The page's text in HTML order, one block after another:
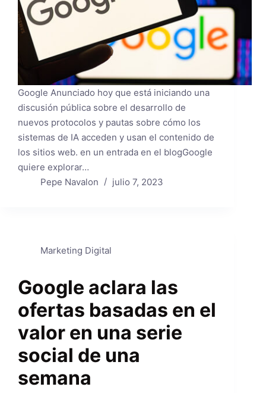
Google Anunciado hoy que está iniciando una
discusión pública sobre el desarrollo de
nuevos protocolos y pautas sobre cómo los
sistemas de IA acceden y usan el contenido de
los sitios web. en un entrada en el blogGoogle
quiere explorar…
Pepe Navalon
julio 7, 2023
Marketing Digital
Google aclara las
ofertas basadas en el
valor en una serie
social de una
semana